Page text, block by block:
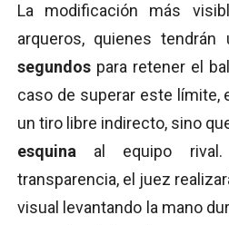
La modificación más
arqueros, quienes tendrán
segundos para retener el
caso de superar este límite,
un tiro libre indirecto, sino
esquina al equipo rival.
transparencia, el juez
visual levantando la mano